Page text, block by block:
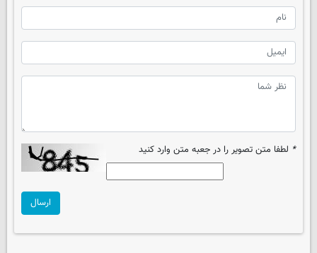
* لطفا متن تصویر را در جعبه متن وارد کنید
ارسال